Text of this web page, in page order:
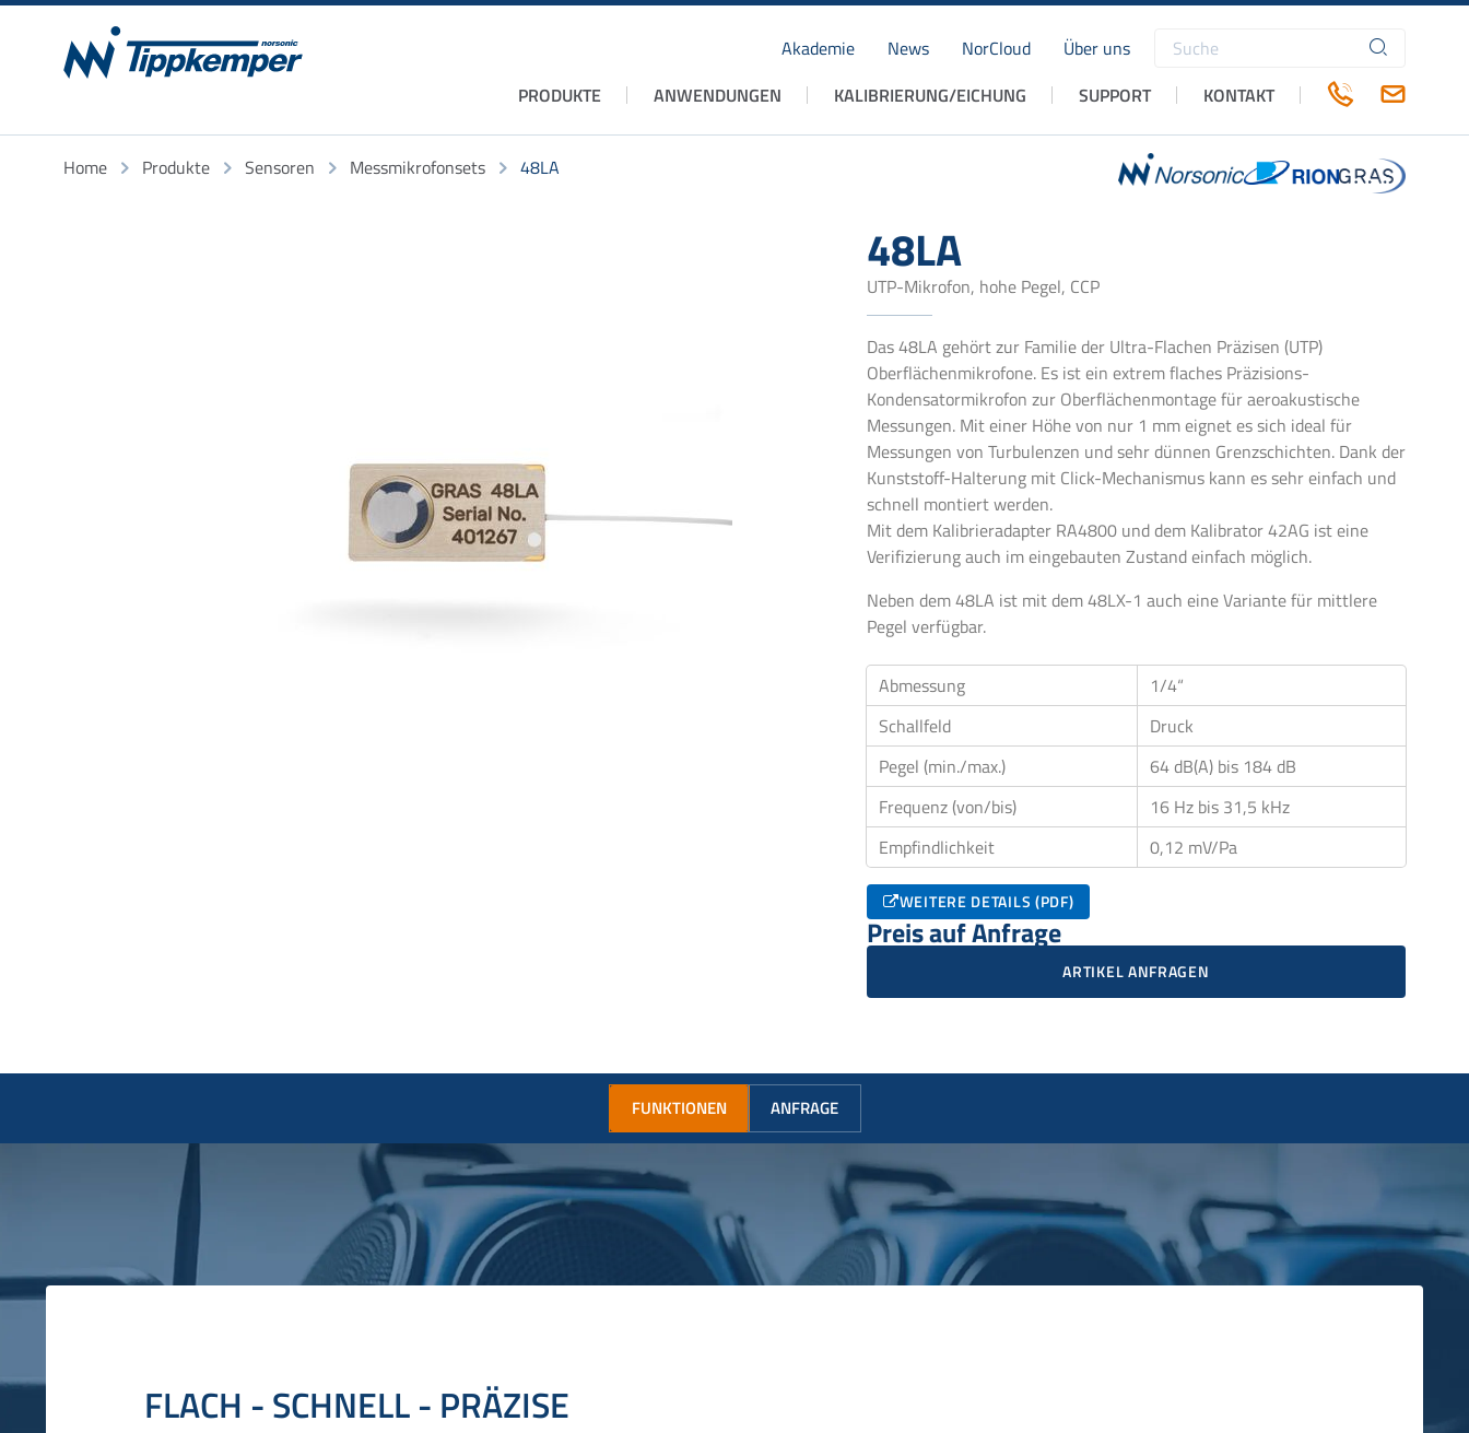
Akademie News NorCloud Über uns
Suchbegriffe
Navigation
PRODUKTE ANWENDUNGEN KALIBRIERUNG/EICHUNG SUPPORT KONTAKT
Home Produkte Sensoren Messmikrofonsets 48LA
48LA
UTP-Mikrofon, hohe Pegel, CCP
Das 48LA gehört zur Familie der Ultra-Flachen Präzisen (UTP)
Oberflächenmikrofone. Es ist ein extrem flaches Präzisions-
Kondensatormikrofon zur Oberflächenmontage für aeroakustische
Messungen. Mit einer Höhe von nur 1 mm eignet es sich ideal für
Messungen von Turbulenzen und sehr dünnen Grenzschichten. Dank der
Kunststoff-Halterung mit Click-Mechanismus kann es sehr einfach und
schnell montiert werden.
Mit dem Kalibrieradapter RA4800 und dem Kalibrator 42AG ist eine
Verifizierung auch im eingebauten Zustand einfach möglich.
Neben dem 48LA ist mit dem 48LX-1 auch eine Variante für mittlere
Pegel verfügbar.
Abmessung
1/4“
Schallfeld
Druck
Pegel (min./max.)
64 dB(A) bis 184 dB
Frequenz (von/bis)
16 Hz bis 31,5 kHz
Empfindlichkeit
0,12 mV/Pa
WEITERE DETAILS (PDF)
Preis auf Anfrage
ARTIKEL ANFRAGEN
FUNKTIONEN ANFRAGE
FLACH - SCHNELL - PRÄZISE